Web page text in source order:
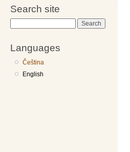
Search site
Languages
Čeština
English